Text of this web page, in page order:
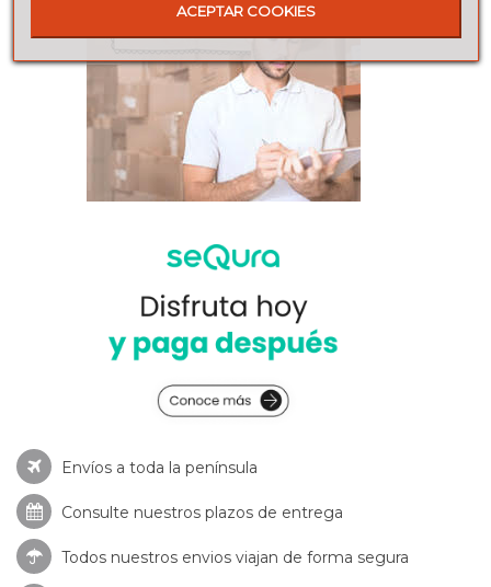
Envíos a toda la península
Consulte nuestros plazos de entrega
Todos nuestros envios viajan de forma segura
ACEPTAR COOKIES